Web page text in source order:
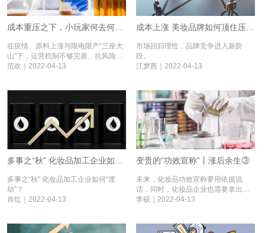
在疫情、原料上涨与限电限产“三座大
山”下，运营机制不够完善、抗风险能
力较弱、缺乏抵御上游涨价能力的小
化成本压力的能力。
范欢｜2022-04-13
成本上涨 美妆品牌如何顶住压力丨涨后余生⑥
市场回归理性，品牌竞争进入新阶
段。
江梦茜｜2022-04-13
多事之“秋” 化妆品加工企业如何“渡
劫”？
肖红｜2022-04-13
变贵的“功效宣称”丨涨后余生③
未来，化妆品功效宣称要用依据说
话，同时，化妆品企业也需要拿出真
金白银去验证功效。
李硕｜2022-04-13